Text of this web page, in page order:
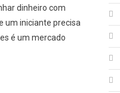
Guia
Para
Começar
dinheiro com
um iniciante precisa
é um mercado